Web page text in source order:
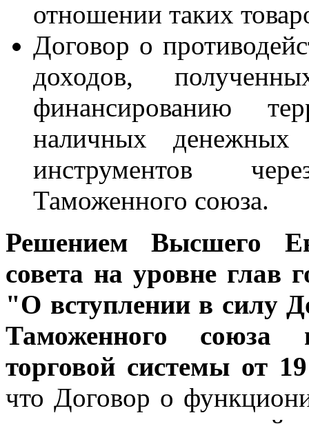
отношении таких
Договор о
доходов,
финансированию
наличных
инструментов
Таможенного союза.
Решением Высшего
совета на уровне глав
"О вступлении в силу
Таможенного союза
торговой системы от
что Договор о